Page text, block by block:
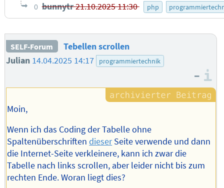
0 bunnytr21.10.2025 11:30 php
SELF-Forum
Tebellen scrollen
Julian 14.04.2025 14:17 programmiertechnik
–
Moin,
Wenn ich das Coding der Tabelle ohne
SpaltenüberschriftendieserSeite verwende und dann
die Internet-Seite verkleinere, kann ich zwar die
Tabelle nach links scrollen, aber leider nicht bis zum
rechten Ende. Woran liegt dies?